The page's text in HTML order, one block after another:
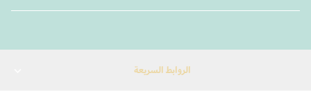
الروابط السريعة